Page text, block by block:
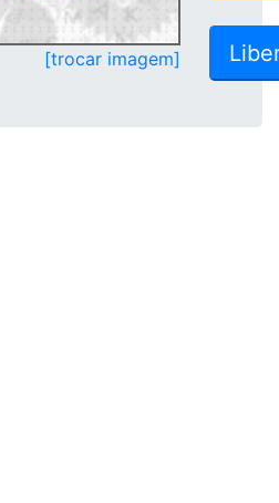
[trocar imagem]